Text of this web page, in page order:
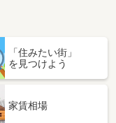
町大野
「住みたい街」
を見つけよう
家賃相場